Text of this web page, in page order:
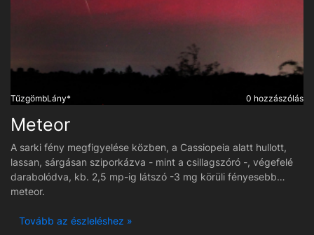
TűzgömbLány* 0 hozzászólás
Meteor
A sarki fény megfigyelése közben, a Cassiopeia alatt hullott,
lassan, sárgásan sziporkázva - mint a csillagszóró -, végefelé
darabolódva, kb. 2,5 mp-ig látszó -3 mg körüli fényesebb
meteor.
Tovább az észleléshez »